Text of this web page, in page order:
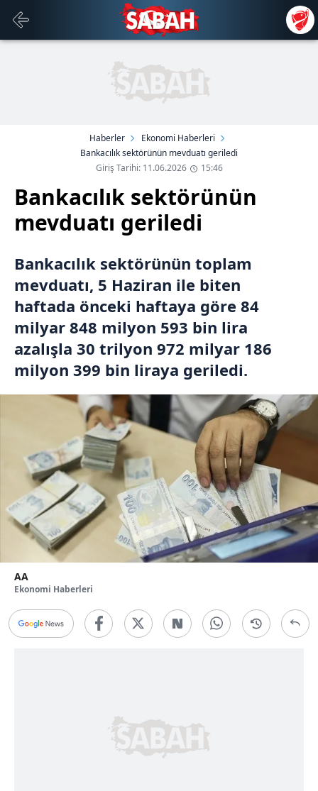
Haberler
Ekonomi Haberleri
Bankacılık sektörünün mevduatı geriledi
Giriş Tarihi: 11.06.2026
15:46
Bankacılık sektörünün
mevduatı geriledi
Bankacılık sektörünün toplam
mevduatı, 5 Haziran ile biten
haftada önceki haftaya göre 84
milyar 848 milyon 593 bin lira
azalışla 30 trilyon 972 milyar 186
milyon 399 bin liraya geriledi.
AA
Ekonomi Haberleri